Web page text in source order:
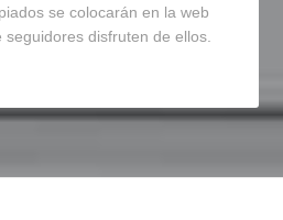
se colocarán en la web
seguidores disfruten de ellos.